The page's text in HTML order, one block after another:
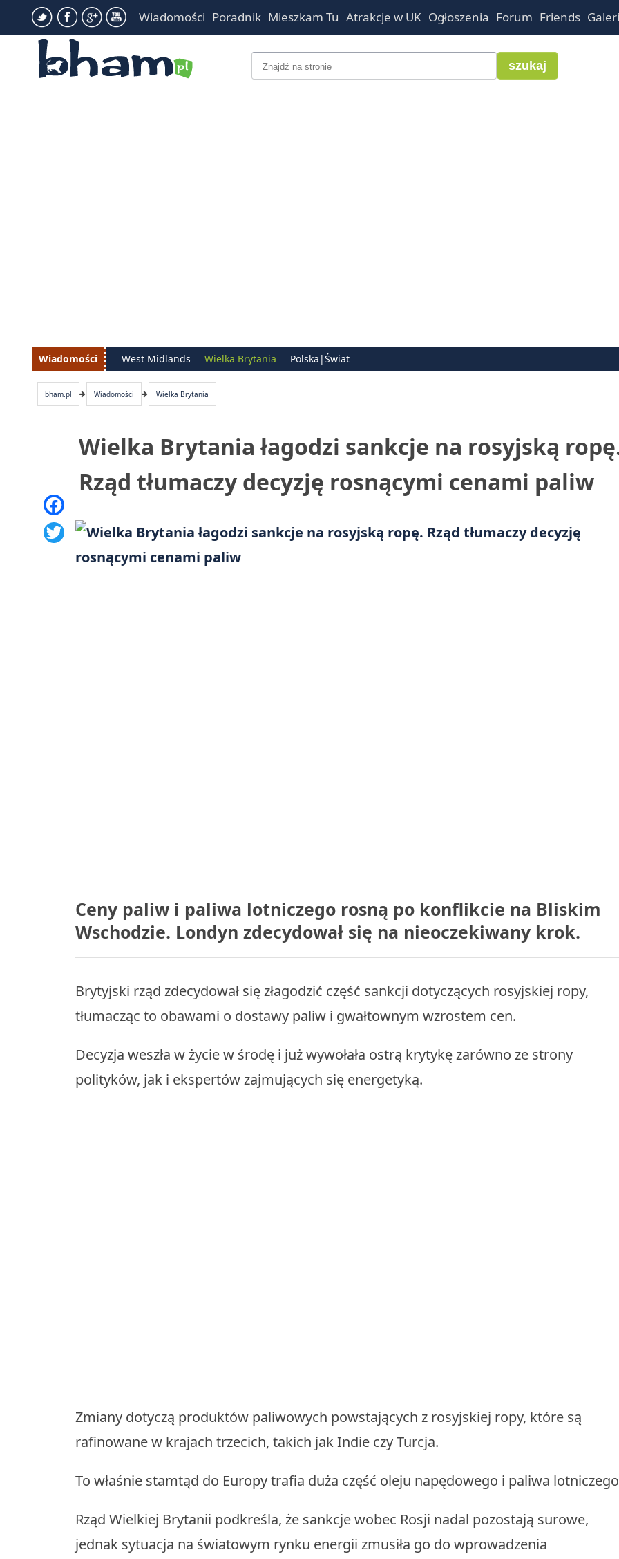
Wiadomości Poradnik Mieszkam Tu Atrakcje w UK Ogłoszenia Forum Friends
Wiadomości West Midlands Wielka Brytania Polska|Świat
bham.pl Wiadomości Wielka Brytania
Wielka Brytania łagodzi sankcje na rosyjską
Rząd tłumaczy decyzję rosnącymi cenami paliw
Ceny paliw i paliwa lotniczego rosną po konflikcie na Bliskim
Wschodzie. Londyn zdecydował się na nieoczekiwany krok.
Brytyjski rząd zdecydował się złagodzić część sankcji dotyczących rosyjskiej ropy,
tłumacząc to obawami o dostawy paliw i gwałtownym wzrostem cen.
Decyzja weszła w życie w środę i już wywołała ostrą krytykę zarówno ze strony
polityków, jak i ekspertów zajmujących się energetyką.
Zmiany dotyczą produktów paliwowych powstających z rosyjskiej ropy, które są
rafinowane w krajach trzecich, takich jak Indie czy Turcja.
To właśnie stamtąd do Europy trafia duża część oleju napędowego i paliwa
Rząd Wielkiej Brytanii podkreśla, że sankcje wobec Rosji nadal pozostają surowe,
jednak sytuacja na światowym rynku energii zmusiła go do wprowadzenia